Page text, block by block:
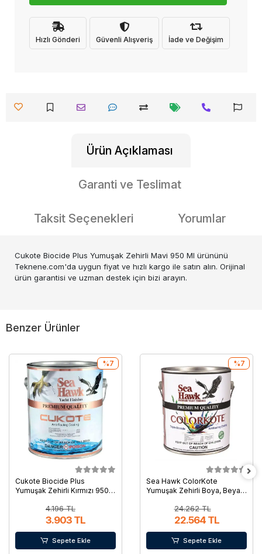
Hızlı Gönderi Güvenli Alışveriş İade ve Değişim
Ürün Açıklaması
Garanti ve Teslimat
Taksit Seçenekleri Yorumlar
Cukote Biocide Plus Yumuşak Zehirli Mavi 950 Ml ürününü
Teknene.com'da uygun fiyat ve hızlı kargo ile satın alın. Orijinal
ürün garantisi ve uzman destek için bizi arayın.
Benzer Ürünler
Cukote Biocide Plus
Yumuşak Zehirli Kırmızı 950
4.196 TL
3.903 TL
%7
Sepete Ekle
Sea Hawk ColorKote
Yumuşak Zehirli Boya, Beyaz.
24.262 TL
22.564 TL
%7
Sepete Ekle